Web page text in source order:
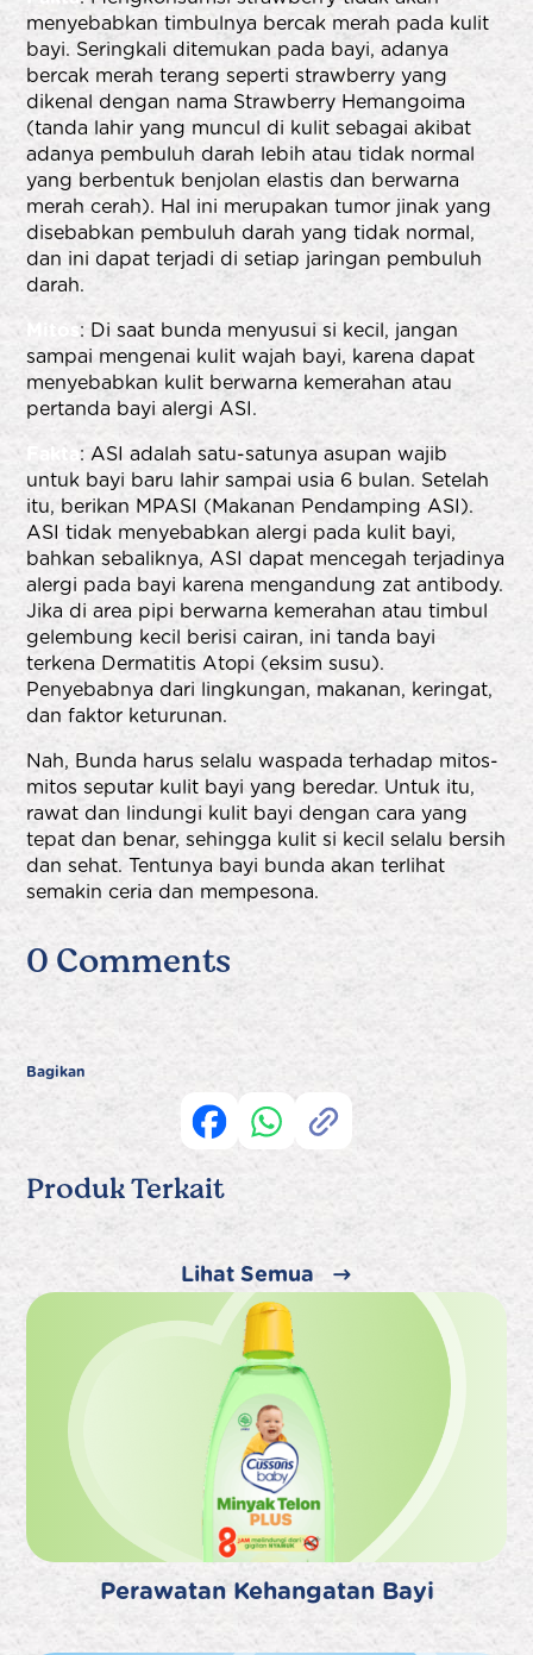
menyebabkan timbulnya bercak merah pada kulit
bayi. Seringkali ditemukan pada bayi, adanya
bercak merah terang seperti strawberry yang
dikenal dengan nama Strawberry Hemangoima
(tanda lahir yang muncul di kulit sebagai akibat
adanya pembuluh darah lebih atau tidak normal
yang berbentuk benjolan elastis dan berwarna
merah cerah). Hal ini merupakan tumor jinak yang
disebabkan pembuluh darah yang tidak normal,
dan ini dapat terjadi di setiap jaringan pembuluh
darah.
Mitos: Di saat bunda menyusui si kecil, jangan
sampai mengenai kulit wajah bayi, karena dapat
menyebabkan kulit berwarna kemerahan atau
pertanda bayi alergi ASI.
Fakta : ASI adalah satu-satunya asupan wajib
untuk bayi baru lahir sampai usia 6 bulan. Setelah
itu, berikan MPASI (Makanan Pendamping ASI).
ASI tidak menyebabkan alergi pada kulit bayi,
bahkan sebaliknya, ASI dapat mencegah terjadinya
alergi pada bayi karena mengandung zat antibody.
Jika di area pipi berwarna kemerahan atau timbul
gelembung kecil berisi cairan, ini tanda bayi
terkena Dermatitis Atopi (eksim susu).
Penyebabnya dari lingkungan, makanan, keringat,
dan faktor keturunan.
Nah, Bunda harus selalu waspada terhadap mitos-
mitos seputar kulit bayi yang beredar. Untuk itu,
rawat dan lindungi kulit bayi dengan cara yang
tepat dan benar, sehingga kulit si kecil selalu bersih
dan sehat. Tentunya bayi bunda akan terlihat
semakin ceria dan mempesona.
0 Comments
Bagikan
Produk Terkait
Lihat Semua
Perawatan Kehangatan Bayi